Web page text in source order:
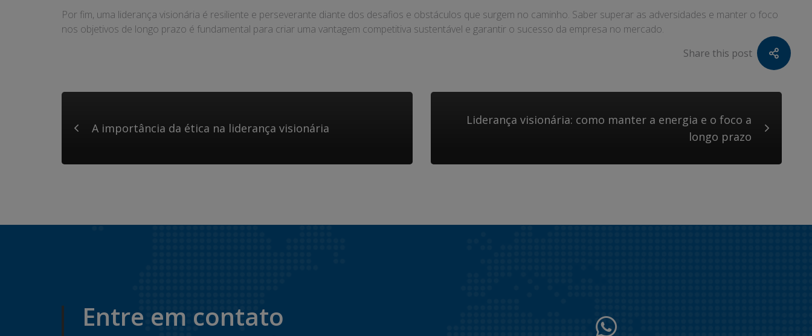
Por fim, uma liderança visionária é resiliente e perseverante diante dos desafios e obstáculos que surgem no caminho. Saber superar as adversidades e manter o foco
nos objetivos de longo prazo é fundamental para criar uma vantagem competitiva sustentável e garantir o sucesso da empresa no mercado.
Share this post
A importância da ética na liderança visionária
Liderança visionária: como manter a energia e o foco a
longo prazo
Entre em contato